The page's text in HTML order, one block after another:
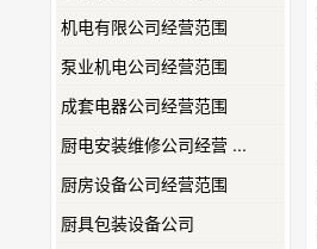
机电有限公司经营范围
泵业机电公司经营范围
成套电器公司经营范围
厨电安装维修公司经营 ...
厨房设备公司经营范围
厨具包装设备公司